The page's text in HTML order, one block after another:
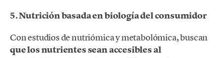
5. Nutrición basada en biología del consumidor
Con estudios de nutriómica y metabolómica, buscan
que los nutrientes sean accesibles al